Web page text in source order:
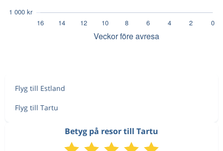
Flyg till Estland
Flyg till Tartu
Betyg på resor till Tartu